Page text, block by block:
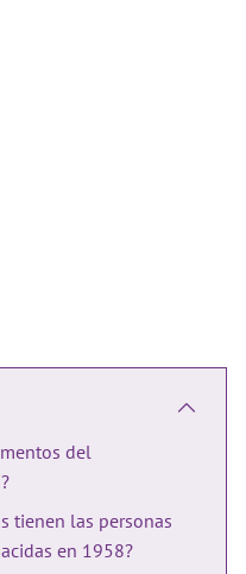
del
tienen las personas
en 1958?